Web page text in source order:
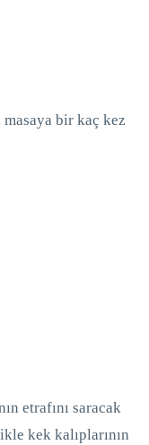
masaya bir kaç kez
etrafını saracak
kek kalıplarının